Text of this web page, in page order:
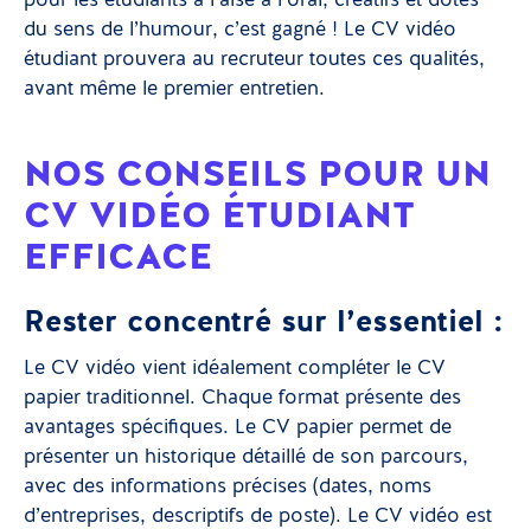
du sens de l’humour, c’est gagné ! Le CV vidéo
étudiant prouvera au recruteur toutes ces qualités,
avant même le premier entretien.
NOS CONSEILS POUR UN
CV VIDÉO ÉTUDIANT
EFFICACE
Rester concentré sur l’essentiel :
Le CV vidéo vient idéalement compléter le CV
papier traditionnel. Chaque format présente des
avantages spécifiques. Le CV papier permet de
présenter un historique détaillé de son parcours,
avec des informations précises (dates, noms
d’entreprises, descriptifs de poste). Le CV vidéo est